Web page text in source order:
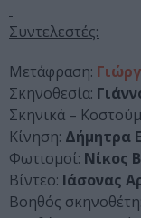
Συντελεστές:
Μετάφραση:
Σκηνοθεσία:
Σκηνικά –
Κίνηση: Δήμητρα
Φωτισμοί: Νίκος
Βίντεο: Ιάσονας
Βοηθός σκηνοθέτη: